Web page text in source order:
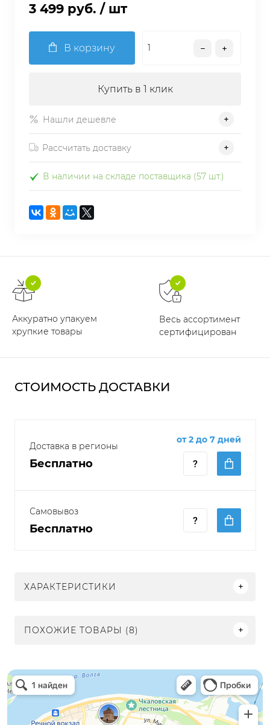
3 499 руб. / шт
В корзину
Купить в 1 клик
Нашли дешевле
Рассчитать доставку
В наличии на складе поставщика (57 шт.)
Аккуратно упакуем
хрупкие товары
Весь ассортимент
сертифицирован
СТОИМОСТЬ ДОСТАВКИ
Доставка в регионы
Бесплатно
от 2 до 7 дней
Самовывоз
Бесплатно
ХАРАКТЕРИСТИКИ
ПОХОЖИЕ ТОВАРЫ (8)
Электрон
Светильники в Нижнем Новгороде
Электротехническая продукция в Нижнем Новгороде